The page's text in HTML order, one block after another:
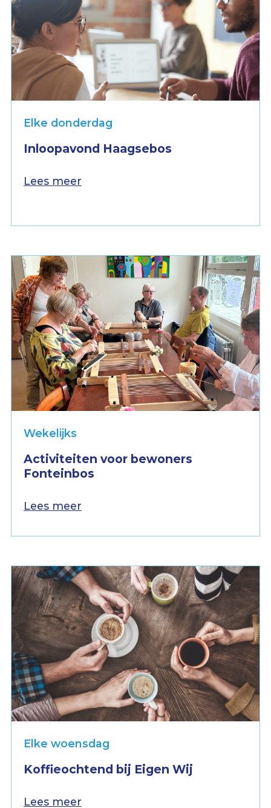
Elke donderdag
Inloopavond Haagsebos
Lees meer
Wekelijks
Activiteiten voor bewoners
Fonteinbos
Lees meer
Elke woensdag
Koffieochtend bij Eigen Wij
Lees meer